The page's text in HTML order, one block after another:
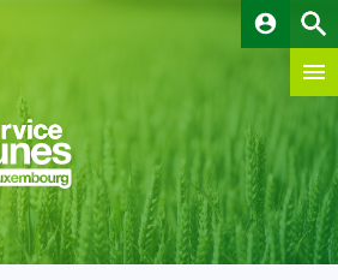
account_circle